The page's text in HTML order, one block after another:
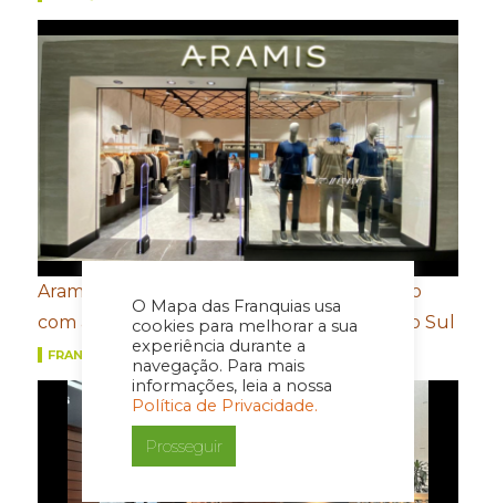
O Mapa das Franquias usa
cookies para melhorar a sua
experiência durante a
navegação. Para mais
informações, leia a nossa
Política de Privacidade.
Prosseguir
Aramis expande presença no Rio de Janeiro
com abertura de nova loja no Shopping Rio Sul
FRANQUIAS